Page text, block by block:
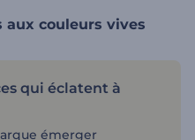
aux couleurs vives
qui éclatent à
émerger